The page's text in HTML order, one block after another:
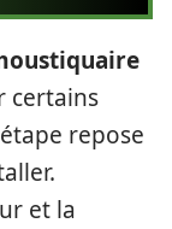
certains
repose
et la